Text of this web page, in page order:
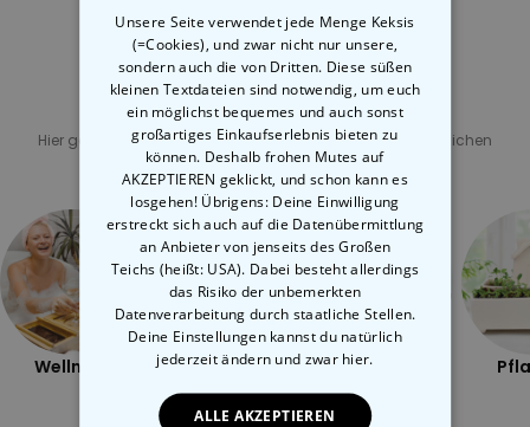
Eben. Das kann praktisch nur derKissenbezug.
Da dieses Produkt dein ganz persönliches ist, können wir es leider
nicht zurück nehmen, das heißt es ist vom Widerrufsrecht
ausgeschlossen.
Verwandte Kategorie
Hier geht's zu unseren anderen Kategorien mit ungewöhnlichen
Geschenken
Wellness Draussen Frech
Unsere Seite verwendet jede Menge Keksis
(=Cookies), und zwar nicht nur unsere,
sondern auch die von Dritten. Diese süßen
kleinen Textdateien sind notwendig, um euch
ein möglichst bequemes und auch sonst
großartiges Einkaufserlebnis bieten zu
können. Deshalb frohen Mutes auf
AKZEPTIEREN geklickt, und schon kann es
losgehen! Übrigens: Deine Einwilligung
erstreckt sich auch auf die Datenübermittlung
an Anbieter von jenseits des Großen
Teichs (heißt: USA). Dabei besteht allerdings
das Risiko der unbemerkten
Datenverarbeitung durch staatliche Stellen.
Deine Einstellungen kannst du natürlich
jederzeit ändern und zwar hier.
ALLE AKZEPTIEREN